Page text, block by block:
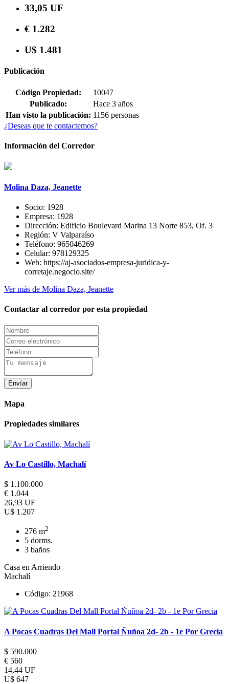
33,05 UF
€ 1.282
U$ 1.481
Publicación
Código Propiedad:
10047
Publicado:
Hace 3 años
Han visto la publicación: 1156 personas
¿Deseas que te contactemos?
Información del Corredor
Molina Daza, Jeanette
Socio: 1928
Empresa: 1928
Dirección: Edificio Boulevard Marina 13 Norte 853, Of. 3
Región: V Valparaíso
Teléfono: 965046269
Celular: 978129325
Web: https://aj-asociados-empresa-juridica-y-
corretaje.negocio.site/
Ver más de Molina Daza, Jeanette
Contactar al corredor por esta propiedad
Envíar
Mapa
Propiedades similares
Av Lo Castillo, Machalí
$ 1.100.000
€ 1.044
26,93 UF
U$ 1.207
276 m2
5 dorms.
3 baños
Casa en Arriendo
Machalí
Código: 21968
A Pocas Cuadras Del Mall Portal Ñuñoa 2d- 2b - 1e Por Grecia
$ 590.000
€ 560
14,44 UF
U$ 647